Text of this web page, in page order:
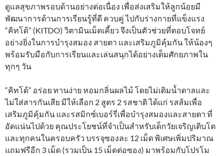
ดูแลสุขภาพรอบด้านอย่างต่อเนื่อง เพื่อส่งเสริมให้ลูกน้อยมี
พัฒนาการด้านการเรียนรู้ที่ดี ควบคู่ ไปกับร่างกายที่แข็งแรง
“คิทโด้” (KITDO) วิตามินเม็ดเคี้ยว จึงเป็นตัวช่วยที่ตอบโจทย์
อย่างยิ่งในการบำรุงสมอง สายตา และเสริมภูมิคุ้มกัน ให้น้องๆ
พร้อมรับมือกับการเรียนและเล่นสนุกได้อย่างเต็มศักยภาพใน
ทุกๆ วัน
“คิทโด้” อร่อย ทานง่าย หอมกลิ่นผลไม้ โดยไม่เติมน้ำตาลและ
ไม่ใส่สารกันเสีย มีให้เลือก 2 สูตร 2 รสชาติ ได้แก่ รสส้มเพื่อ
เสริมภูมิคุ้มกัน และรสมิกซ์เบอร์รี่เพื่อบำรุงสมองและสายตา ที่
อัดแน่นไปด้วย คุณประโยชน์ที่จำเป็นสำหรับเด็กวัยเจริญเติบโต
และทุกคนในครอบครัว บรรจุซองละ 12 เม็ด พิเศษเพิ่มปริมาณ
แถมฟรีอีก 3 เม็ด (รวมเป็น 15 เม็ดต่อซอง) มาพร้อมกับโปรโม